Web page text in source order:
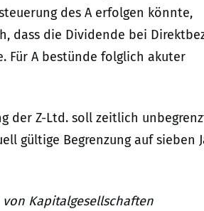
des A erfolgen könnte,
dass die Dividende bei
Für A bestünde folglich akuter
der Z-Ltd. soll zeitlich
gültige Begrenzung auf sieben
Kapitalgesellschaften